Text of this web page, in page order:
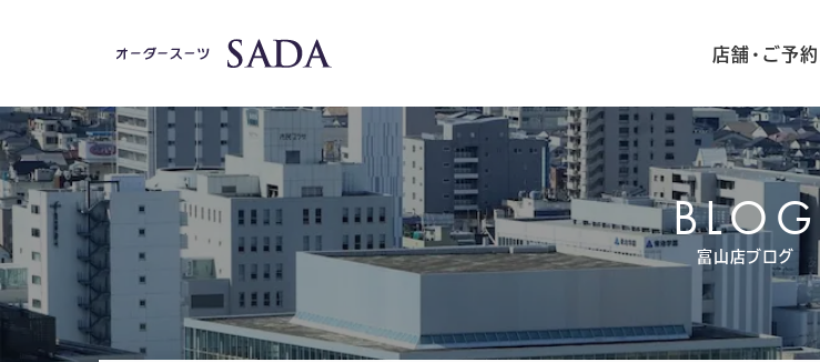
店舗・ご予約
BLOG
富山店ブログ